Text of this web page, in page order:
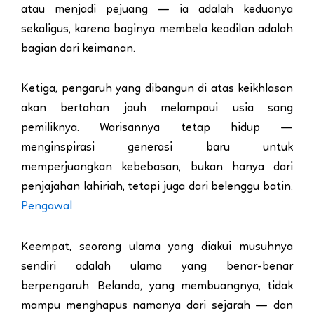
atau menjadi pejuang — ia adalah keduanya
sekaligus, karena baginya membela keadilan adalah
bagian dari keimanan.
Ketiga, pengaruh yang dibangun di atas keikhlasan
akan bertahan jauh melampaui usia sang
pemiliknya. Warisannya tetap hidup —
menginspirasi generasi baru untuk
memperjuangkan kebebasan, bukan hanya dari
penjajahan lahiriah, tetapi juga dari belenggu batin.
Pengawal
Keempat, seorang ulama yang diakui musuhnya
sendiri adalah ulama yang benar-benar
berpengaruh. Belanda, yang membuangnya, tidak
mampu menghapus namanya dari sejarah — dan